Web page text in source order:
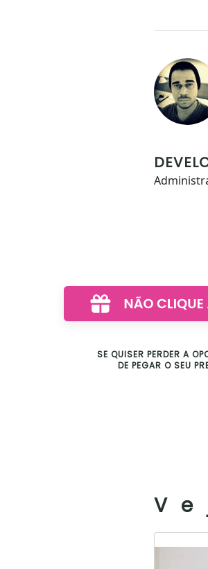
SE QUISER PERDER A
DE PEGAR O SEU